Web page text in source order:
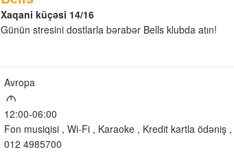
Xaqani küçəsi 14/16
Günün stresini dostlarla bərabər Bells klubda atın!
Avropa
M
12:00-06:00
Fon musiqisi Wi-Fi Karaoke Kredit kartla ödəniş
012 4985700